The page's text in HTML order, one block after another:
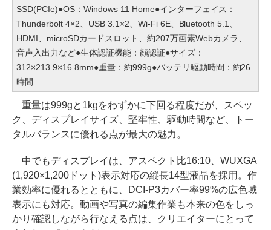
SSD(PCIe)●OS：Windows 11 Home●インターフェイス：
Thunderbolt 4×2、USB 3.1×2、Wi-Fi 6E、Bluetooth 5.1、
HDMI、microSDカードスロット、約207万画素Webカメラ、
音声入出力など●生体認証機能：顔認証●サイズ：
312×213.9×16.8mm●重量：約999g●バッテリ駆動時間：約26
時間
重量は999gと1kgをわずかに下回る程度だが、スペッ
ク、ディスプレイサイズ、堅牢性、駆動時間など、トー
タルバランスに優れる点が最大の魅力。
中でもディスプレイは、アスペクト比16:10、WUXGA
(1,920×1,200ドット)表示対応の縦長14型液晶を採用。作
業効率に優れるとともに、DCI-P3カバー率99%の広色域
表示にも対応。動画や写真の編集作業も本来の色をしっ
かり確認しながら行なえる点は、クリエイターにとって